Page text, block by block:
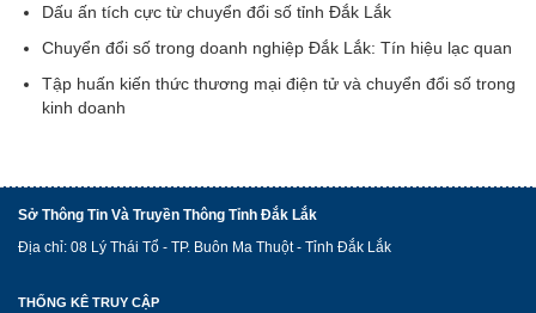
Dấu ấn tích cực từ chuyển đổi số tỉnh Đắk Lắk
Chuyển đổi số trong doanh nghiệp Đắk Lắk: Tín hiệu lạc quan
Tập huấn kiến thức thương mại điện tử và chuyển đổi số trong
kinh doanh
Sở Thông Tin Và Truyền Thông Tỉnh Đắk Lắk
Địa chỉ: 08 Lý Thái Tổ - TP. Buôn Ma Thuột - Tỉnh Đắk Lắk
THỐNG KÊ TRUY CẬP